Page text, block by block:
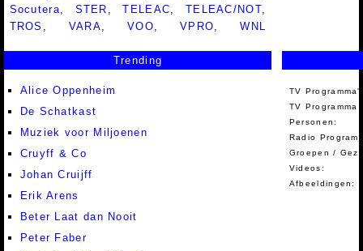
Socutera, STER ,TELEAC, TELEAC/NOT,
TROS , VARA,VOO,VPRO,WNL
Trending
Alice Oppenheim
De Schatkast
Muziek voor Miljoenen
Cruyff & Co
Johan Cruijff
Erik Arens
Beter Laat dan Nooit
Peter Faber
TV
TV Programma
Personen:
Radio
Groepen /
Videos:
Afbeeldingen: